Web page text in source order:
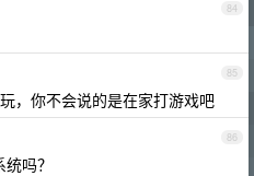
84
85
，你不会说的是在家打游戏吧
86
吗？